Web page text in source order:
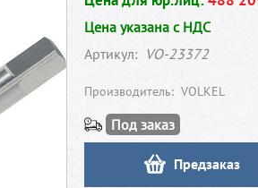
Цена указана с НДС
Артикул: VO-23372
Производитель: VOLKEL
Под заказ
Предзаказ